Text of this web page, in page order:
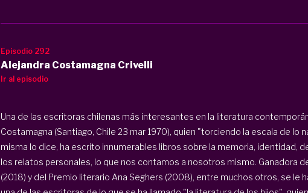
Episodio 292
Alejandra Costamagna Crivelli
Ir al episodio
Una de las escritoras chilenas más interesantes en la literatura
Costamagna (Santiago, Chile 23 mar 1970), quien "torciendo la escala de lo
misma lo dice, ha escrito innumerables libros sobre la memoria, identidad,
los relatos personales, lo que nos contamos a nosotros mismo. Ganadora
(2018) y del Premio literario Ana Seghers (2008), entre muchos otros, se le